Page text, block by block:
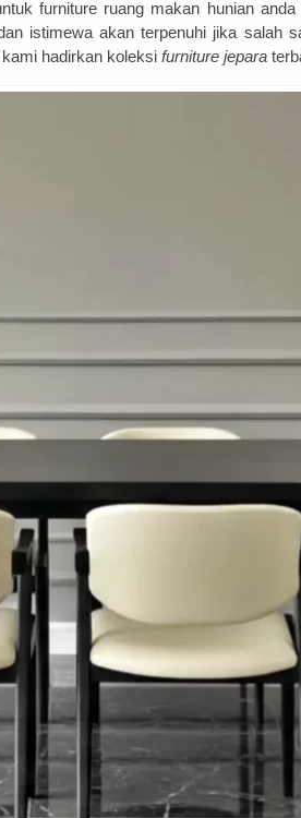
furniture ruang makan hunian
istimewa akan terpenuhi jika salah
hadirkan koleksi furniture jepara